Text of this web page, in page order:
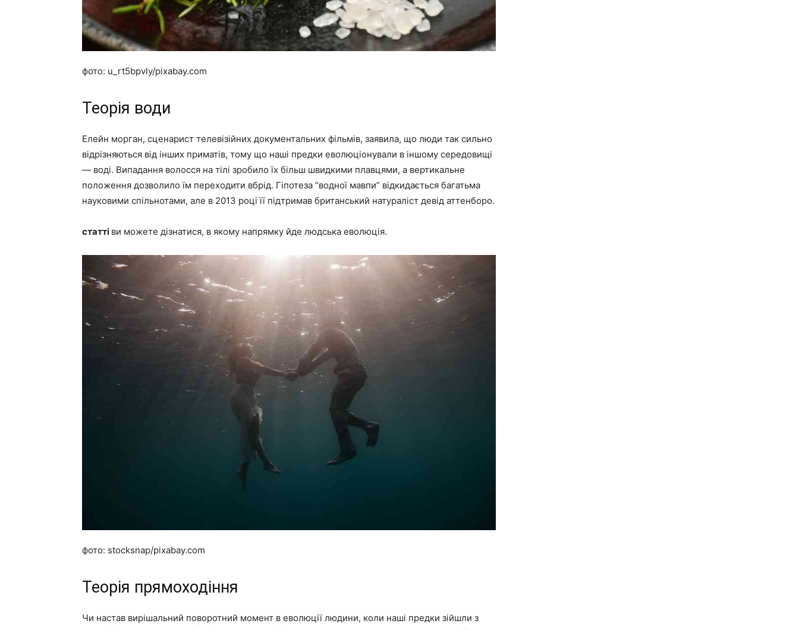
фото: u_rt5bpvly/pixabay.com
Теорія води
Елейн морган, сценарист телевізійних документальних фільмів, заявила, що люди так сильно
відрізняються від інших приматів, тому що наші предки еволюціонували в іншому середовищі
— воді. Випадання волосся на тілі зробило їх більш швидкими плавцями, а вертикальне
положення дозволило їм переходити вбрід. Гіпотеза “водної мавпи” відкидається багатьма
науковими спільнотами, але в 2013 році її підтримав британський натураліст девід аттенборо.
статті ви можете дізнатися, в якому напрямку йде людська еволюція.
фото: stocksnap/pixabay.com
Теорія прямоходіння
Чи настав вирішальний поворотний момент в еволюції людини, коли наші предки зійшли з